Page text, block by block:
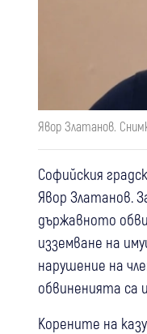
Явор Златанов.
Софийския
Явор Златанов.
държавното
изземване на
нарушение на
обвиненията са
Корените на